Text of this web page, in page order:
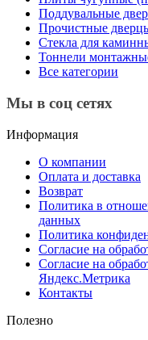
Поддувальные
Прочистные
Стекла для
Тоннели
Все категории
Мы в соц сетях
Информация
О компании
Оплата и доставка
Возврат
Политика в
данных
Политика
Согласие на
Согласие на
Яндекс.Метрика
Контакты
Полезно